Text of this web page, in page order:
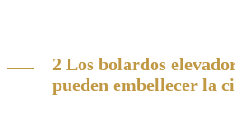
2 Los bolardos
pueden embellecer la